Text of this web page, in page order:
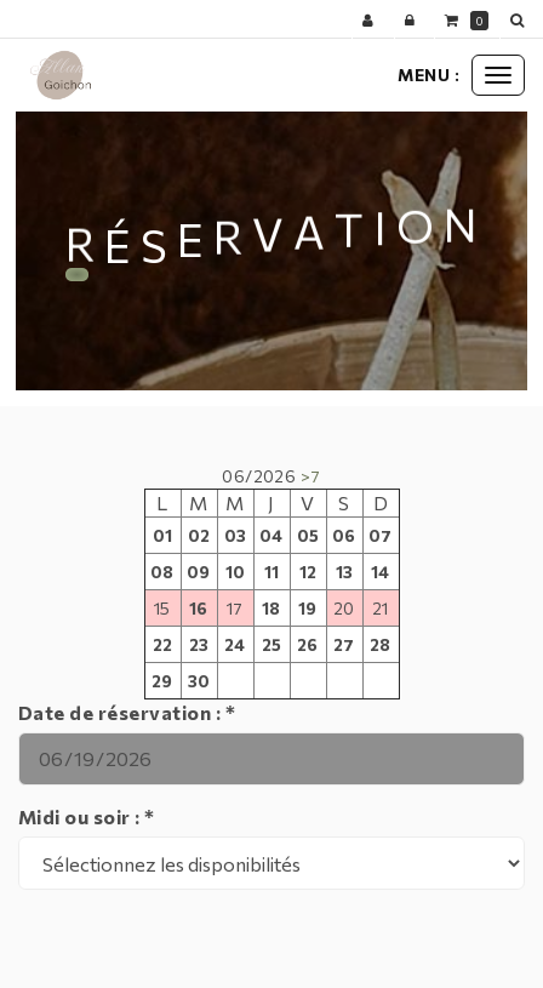
MENU :
R É S E R V A T I ON
06/2026 >7
L M M J V S D
01 02 03 04 05 06
07
08
09 10 11 12 13
14
15
16 17 18 19 20
21
22
23 24 25 26 27
28
29
30
Date de réservation : *
Midi ou soir : *
0